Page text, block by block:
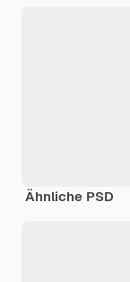
Ähnliche PSD